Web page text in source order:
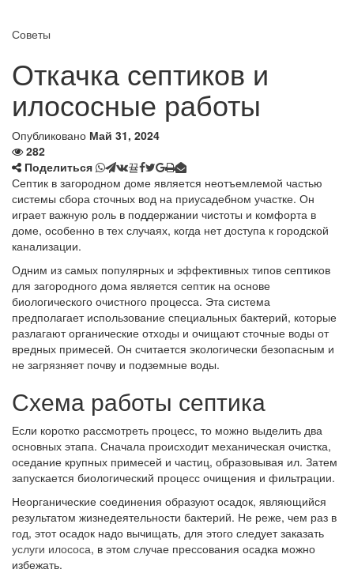
Советы
Откачка септиков и
илососные работы
Опубликовано Май 31, 2024
282
Поделиться
Септик в загородном доме является неотъемлемой частью
системы сбора сточных вод на приусадебном участке. Он
играет важную роль в поддержании чистоты и комфорта в
доме, особенно в тех случаях, когда нет доступа к городской
канализации.
Одним из самых популярных и эффективных типов септиков
для загородного дома является септик на основе
биологического очистного процесса. Эта система
предполагает использование специальных бактерий, которые
разлагают органические отходы и очищают сточные воды от
вредных примесей. Он считается экологически безопасным и
не загрязняет почву и подземные воды.
Схема работы септика
Если коротко рассмотреть процесс, то можно выделить два
основных этапа. Сначала происходит механическая очистка,
оседание крупных примесей и частиц, образовывая ил. Затем
запускается биологический процесс очищения и фильтрации.
Неорганические соединения образуют осадок, являющийся
результатом жизнедеятельности бактерий. Не реже, чем раз в
год, этот осадок надо вычищать, для этого следует заказать
услуги илососа, в этом случае прессования осадка можно
избежать.